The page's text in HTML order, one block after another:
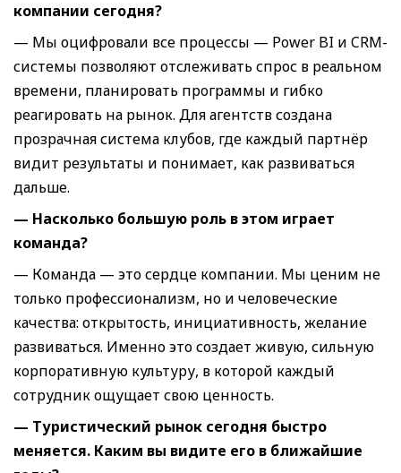
компании сегодня?
— Мы оцифровали все процессы — Power BI и CRM-
системы позволяют отслеживать спрос в реальном
времени, планировать программы и гибко
реагировать на рынок. Для агентств создана
прозрачная система клубов, где каждый партнёр
видит результаты и понимает, как развиваться
дальше.
— Насколько большую роль в этом играет
команда?
— Команда — это сердце компании. Мы ценим не
только профессионализм, но и человеческие
качества: открытость, инициативность, желание
развиваться. Именно это создает живую, сильную
корпоративную культуру, в которой каждый
сотрудник ощущает свою ценность.
— Туристический рынок сегодня быстро
меняется. Каким вы видите его в ближайшие